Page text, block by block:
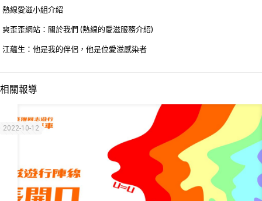
熱線愛滋小組介紹
爽歪歪網站：關於我們 (熱線的愛滋服務介紹)
江蘊生：他是我的伴侶，他是位愛滋感染者
相關報導
2022-10-12